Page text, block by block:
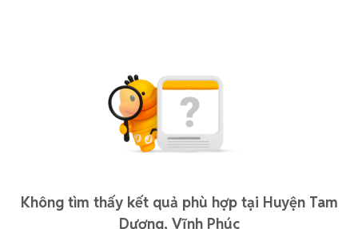
Không tìm thấy kết quả phù hợp tại Huyện Tam
Dương, Vĩnh Phúc